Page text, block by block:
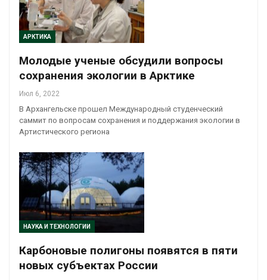
АРКТИКА
Молодые ученые обсудили вопросы
сохранения экологии в Арктике
Июл 6, 2022
В Архангельске прошел Международный студенческий
саммит по вопросам сохранения и поддержания экологии в
Артистического региона
НАУКА И ТЕХНОЛОГИИ
Карбоновые полигоны появятся в пяти
новых субъектах России